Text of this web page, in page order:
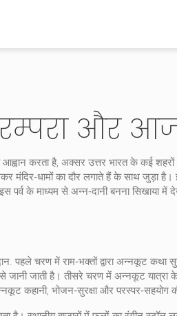
और
करता है, अक्सर उत्तर भारत के कई शहरों
मंदिर‑धामों का दौर लगाते हैंके साथ जुड़ा है।
के माध्यम से अन्न‑दानी बनना सिखायामें
. पहले चरण में राम‑भक्तों द्वारा अन्नकूट कथा
जाती है। तीसरे चरण में अन्नकूट यात्रा के
कहानी, भोजन‑सुरक्षा और परस्पर‑सहयोग